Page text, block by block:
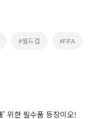
#월드컵 #FIFA
위한 필수품 등장이오!